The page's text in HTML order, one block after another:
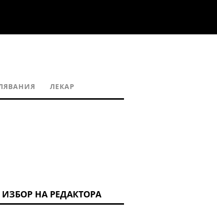
ЛЕКАР
ИЗБОР НА РЕДАКТОРА